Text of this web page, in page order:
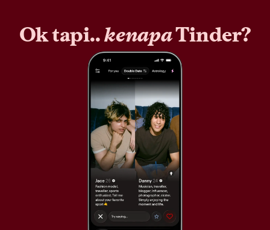
Ok tapi..kenapaTinder?